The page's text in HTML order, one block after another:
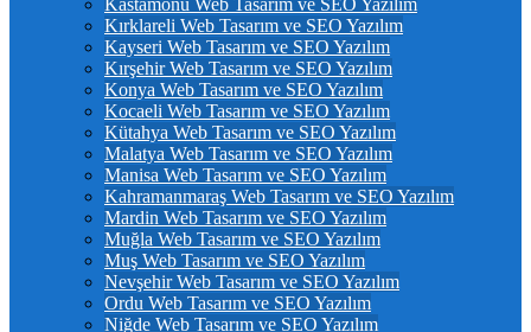
Kastamonu Web Tasarım ve SEO Yazılım
Kırklareli Web Tasarım ve SEO Yazılım
Kayseri Web Tasarım ve SEO Yazılım
Kırşehir Web Tasarım ve SEO Yazılım
Konya Web Tasarım ve SEO Yazılım
Kocaeli Web Tasarım ve SEO Yazılım
Kütahya Web Tasarım ve SEO Yazılım
Malatya Web Tasarım ve SEO Yazılım
Manisa Web Tasarım ve SEO Yazılım
Kahramanmaraş Web Tasarım ve SEO Yazılım
Mardin Web Tasarım ve SEO Yazılım
Muğla Web Tasarım ve SEO Yazılım
Muş Web Tasarım ve SEO Yazılım
Nevşehir Web Tasarım ve SEO Yazılım
Ordu Web Tasarım ve SEO Yazılım
Niğde Web Tasarım ve SEO Yazılım